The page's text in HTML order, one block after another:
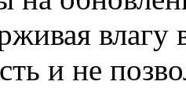
и не